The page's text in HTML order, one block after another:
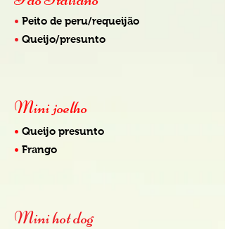
• Peito de peru/requeijão
• Queijo/presunto
Mini joelho
• Queijo presunto
• Frango
Mini hot dog